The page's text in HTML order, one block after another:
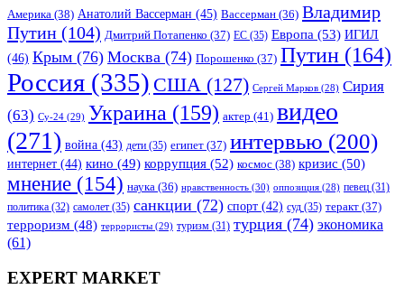
Америка (38) Анатолий Вассерман (45) Вассерман (36) Владимир
Путин (104) Дмитрий Потапенко (37) ЕС (35) Европа (53) ИГИЛ
(46) Крым (76) Москва (74) Порошенко (37) Путин (164)
Россия (335) США (127) Сергей Марков (28) Сирия
(63) Су-24 (29) Украина (159) актер (41) видео
(271) война (43) дети (35) египет (37) интервью (200)
интернет (44) кино (49) коррупция (52) космос (38) кризис (50)
мнение (154) наука (36) нравственность (30) оппозиция (28) певец (31)
политика (32) самолет (35) санкции (72) спорт (42) суд (35) теракт (37)
терроризм (48) террористы (29) туризм (31) турция (74) экономика
(61)
EXPERT MARKET